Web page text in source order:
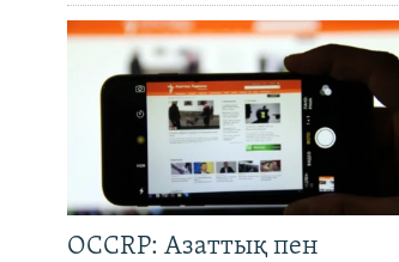
OCCRP: Азаттық пен